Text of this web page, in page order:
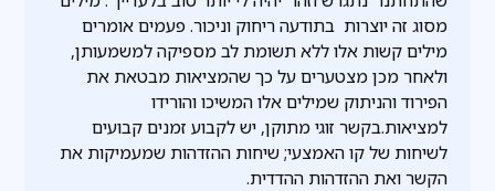
מסוג זה יוצרות בתודעה ריחוק וניכור. פעמים אומרים
מילים קשות אלו ללא תשומת לב מספיקה למשמעותן,
ולאחר מכן מצטערים על כך שהמציאות מבטאת את
הפירוד והניתוק שמילים אלו המשיכו והורידו
למציאות.בקשר זוגי מתוקן, יש לקבוע זמנים קבועים
לשיחות של קו האמצעי; שיחות ההזדהות שמעמיקות את
הקשר ואת ההזדהות ההדדית.